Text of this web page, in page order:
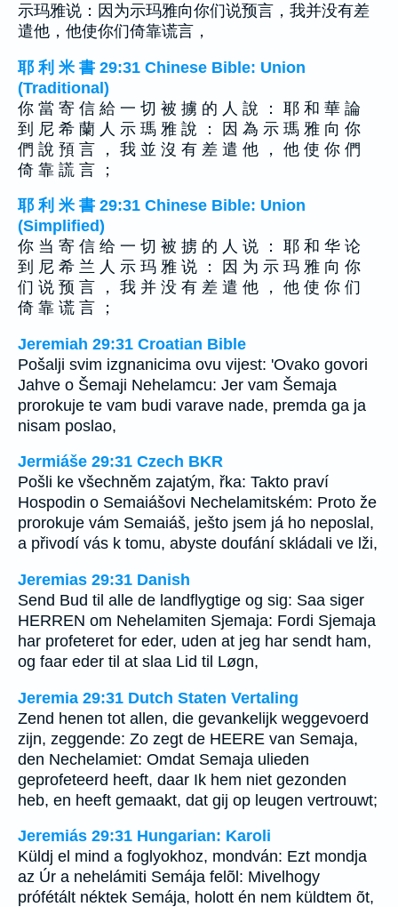
示玛雅说：因为示玛雅向你们说预言，我并没有差
遣他，他使你们倚靠谎言，
耶 利 米 書 29:31 Chinese Bible: Union
(Traditional)
你 當 寄 信 給 一 切 被 擄 的 人 說 ： 耶 和 華 論
到 尼 希 蘭 人 示 瑪 雅 說 ： 因 為 示 瑪 雅 向 你
們 說 預 言 ， 我 並 沒 有 差 遣 他 ， 他 使 你 們
倚 靠 謊 言 ；
耶 利 米 書 29:31 Chinese Bible: Union
(Simplified)
你 当 寄 信 给 一 切 被 掳 的 人 说 ： 耶 和 华 论
到 尼 希 兰 人 示 玛 雅 说 ： 因 为 示 玛 雅 向 你
们 说 预 言 ， 我 并 没 有 差 遣 他 ， 他 使 你 们
倚 靠 谎 言 ；
Jeremiah 29:31 Croatian Bible
Pošalji svim izgnanicima ovu vijest: 'Ovako govori
Jahve o Šemaji Nehelamcu: Jer vam Šemaja
prorokuje te vam budi varave nade, premda ga ja
nisam poslao,
Jermiáše 29:31 Czech BKR
Pošli ke všechněm zajatým, řka: Takto praví
Hospodin o Semaiášovi Nechelamitském: Proto že
prorokuje vám Semaiáš, ješto jsem já ho neposlal,
a přivodí vás k tomu, abyste doufání skládali ve lži,
Jeremias 29:31 Danish
Send Bud til alle de landflygtige og sig: Saa siger
HERREN om Nehelamiten Sjemaja: Fordi Sjemaja
har profeteret for eder, uden at jeg har sendt ham,
og faar eder til at slaa Lid til Løgn,
Jeremia 29:31 Dutch Staten Vertaling
Zend henen tot allen, die gevankelijk weggevoerd
zijn, zeggende: Zo zegt de HEERE van Semaja,
den Nechelamiet: Omdat Semaja ulieden
geprofeteerd heeft, daar Ik hem niet gezonden
heb, en heeft gemaakt, dat gij op leugen vertrouwt;
Jeremiás 29:31 Hungarian: Karoli
Küldj el mind a foglyokhoz, mondván: Ezt mondja
az Úr a nehelámiti Semája felõl: Mivelhogy
prófétált néktek Semája, holott én nem küldtem õt,